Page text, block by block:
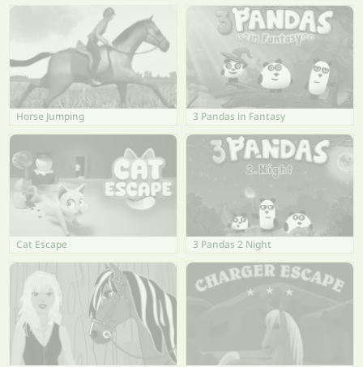
Horse Jumping 3 Pandas in Fantasy
Cat Escape 3 Pandas 2 Night